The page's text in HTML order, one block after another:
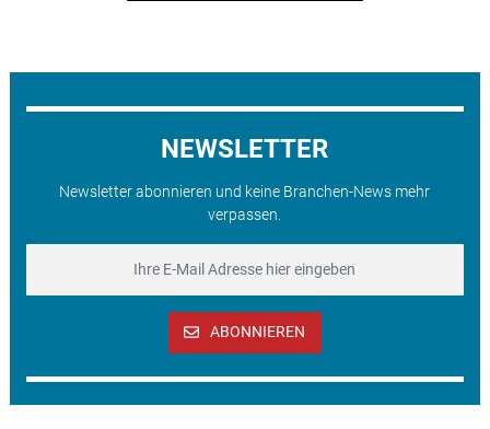
NEWSLETTER
Newsletter abonnieren und keine Branchen-News mehr
verpassen.
ABONNIEREN